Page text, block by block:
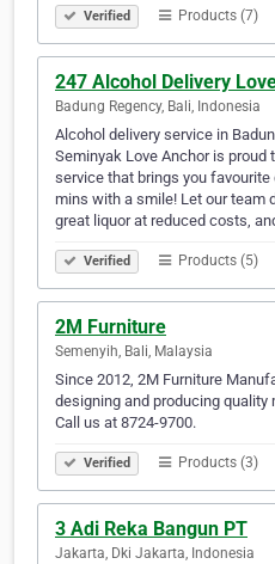
Verified Products (7)
247 Alcohol Delivery
Badung Regency, Bali, Indonesia
Alcohol delivery service in
Seminyak Love Anchor is proud
service that brings you
mins with a smile! Let our team
great liquor at reduced costs,
Verified Products (5)
2M Furniture
Semenyih, Bali, Malaysia
Since 2012, 2M Furniture
designing and producing
Call us at 8724-9700.
Verified Products (3)
3 Adi Reka Bangun PT
Jakarta, Dki Jakarta, Indonesia